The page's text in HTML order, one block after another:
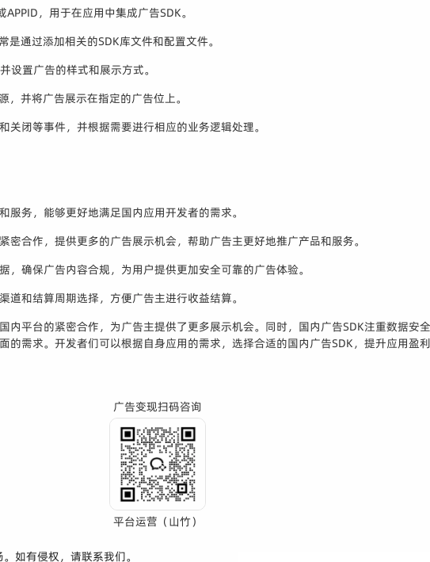
，用于在应用中集成广告SDK。
通过添加相关的SDK库文件和配置文件。
设置广告的样式和展示方式。
并将广告展示在指定的广告位上。
闭等事件，并根据需要进行相应的业务逻辑处理。
务，能够更好地满足国内应用开发者的需求。
合作，提供更多的广告展示机会，帮助广告主更好地推广产品和服务。
确保广告内容合规，为用户提供更加安全可靠的广告体验。
和结算周期选择，方便广告主进行收益结算。
平台的紧密合作，为广告主提供了更多展示机会。同时，国内广告SDK注重数据安
需求。开发者们可以根据自身应用的需求，选择合适的国内广告SDK，提升应用盈
广告变现扫码咨询
平台运营（山竹）
如有侵权，请联系我们。